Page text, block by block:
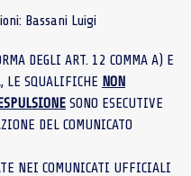
Bassani Luigi
DEGLI ART. 12 COMMA A) E
LE SQUALIFICHE NON
SONO ESECUTIVE
DEL COMUNICATO
NEI COMUNICATI UFFICIALI